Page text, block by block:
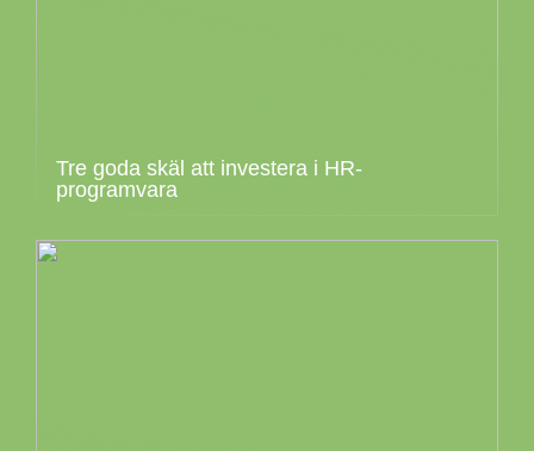
Tre goda skäl att investera i HR-
programvara